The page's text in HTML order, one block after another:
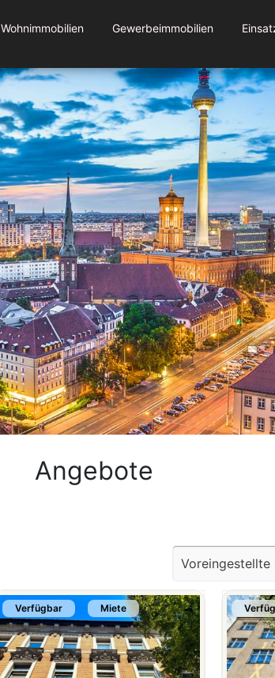
Wohnimmobilien Gewerbeimmobilien
Angebote
Verfügbar Miete